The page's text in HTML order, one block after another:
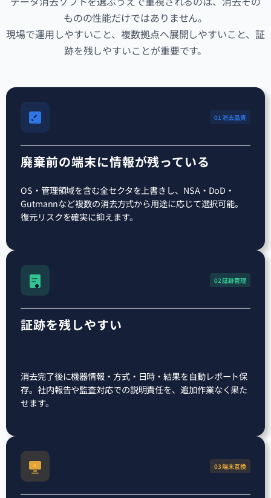
ものの性能だけではありません。
現場で運用しやすいこと、複数拠点へ展開しやすいこと、証
跡を残しやすいことが重要です。
01 消去品質
廃棄前の端末に情報が残っている
OS・管理領域を含む全セクタを上書きし、NSA・DoD・
Gutmannなど複数の消去方式から用途に応じて選択可能。
復元リスクを確実に抑えます。
02 証跡管理
証跡を残しやすい
消去完了後に機器情報・方式・日時・結果を自動レポート保
存。社内報告や監査対応での説明責任を、追加作業なく果た
せます。
03 端末互換